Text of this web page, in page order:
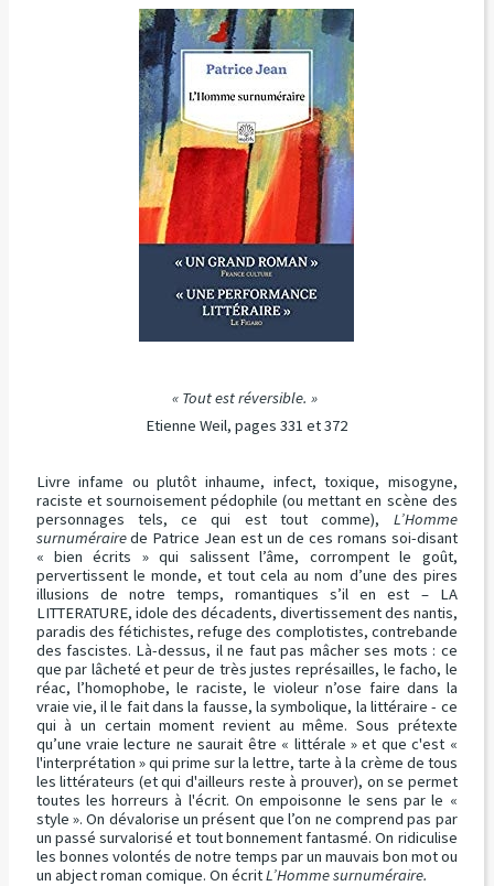
« Tout est réversible. »
Etienne Weil, pages 331 et 372
Livre infame ou plutôt inhaume, infect, toxique, misogyne,
raciste et sournoisement pédophile (ou mettant en scène des
personnages tels, ce qui est tout comme), L’Homme
surnumérairede Patrice Jean est un de ces romans soi-disant
« bien écrits » qui salissent l’âme, corrompent le goût,
pervertissent le monde, et tout cela au nom d’une des pires
illusions de notre temps, romantiques s’il en est – LA
LITTERATURE, idole des décadents, divertissement des nantis,
paradis des fétichistes, refuge des complotistes, contrebande
des fascistes. Là-dessus, il ne faut pas mâcher ses mots : ce
que par lâcheté et peur de très justes représailles, le facho, le
réac, l’homophobe, le raciste, le violeur n’ose faire dans la
vraie vie, il le fait dans la fausse, la symbolique, la littéraire - ce
qui à un certain moment revient au même. Sous prétexte
qu’une vraie lecture ne saurait être « littérale » et que c'est «
l'interprétation » qui prime sur la lettre, tarte à la crème de tous
les littérateurs (et qui d'ailleurs reste à prouver), on se permet
toutes les horreurs à l'écrit. On empoisonne le sens par le «
style ». On dévalorise un présent que l’on ne comprend pas par
un passé survalorisé et tout bonnement fantasmé. On ridiculise
les bonnes volontés de notre temps par un mauvais bon mot ou
un abject roman comique. On écritL’Homme surnuméraire.